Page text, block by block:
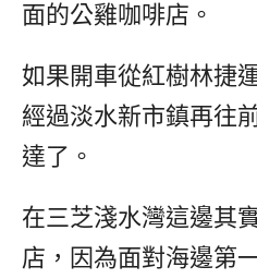
面的公雞咖啡店。
如果開車從紅樹林捷
經過淡水新市鎮再往
達了。
在三芝淺水灣這邊其
店，因為面對海邊第